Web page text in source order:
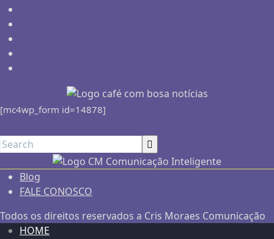
[mc4wp_form id=14878]
Blog
FALE CONOSCO
Todos os direitos reservados a Cris Moraes Comunicação
HOME